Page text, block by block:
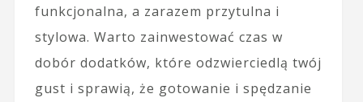
funkcjonalna, a zarazem przytulna i
stylowa. Warto zainwestować czas w
dobór dodatków, które odzwierciedlą twój
gust i sprawią, że gotowanie i spędzanie